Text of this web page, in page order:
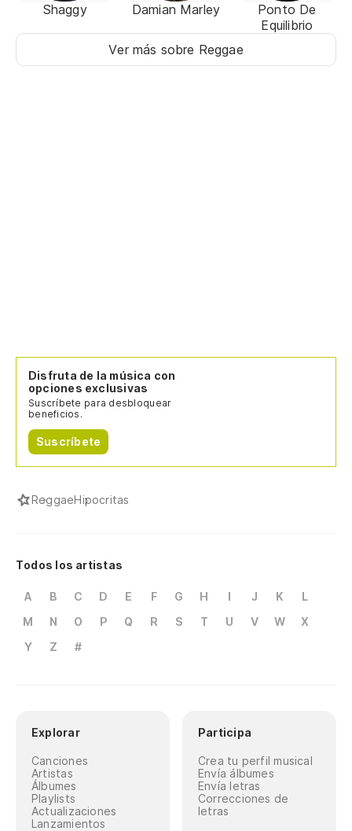
Shaggy Damian Marley
Ponto De
Equilibrio
Ver más sobre Reggae
Disfruta de la música con
opciones exclusivas
Suscríbete para desbloquear
beneficios.
Suscríbete
ReggaeHipocritas
Todos los artistas
A B C D E F G H I J K
L
M
N O P Q R S T U V W
X
Y
Z #
Explorar
Canciones
Artistas
Álbumes
Playlists
Actualizaciones
Lanzamientos
Participa
Crea tu perfil musical
Envía álbumes
Envía letras
Correcciones de
letras